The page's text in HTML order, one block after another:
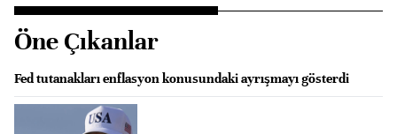
Öne Çıkanlar
Fed tutanakları enflasyon konusundaki ayrışmayı gösterdi